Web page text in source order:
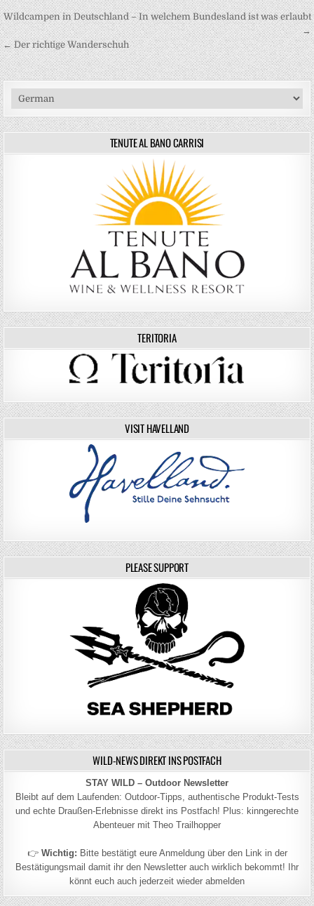
Beitragsnavigation
Wildcampen in Deutschland – In welchem Bundesland ist was erlaubt
→
← Der richtige Wanderschuh
TENUTE AL BANO CARRISI
TERITORIA
VISIT HAVELLAND
PLEASE SUPPORT
WILD-NEWS DIREKT INS POSTFACH
STAY WILD – Outdoor Newsletter
Bleibt auf dem Laufenden: Outdoor-Tipps, authentische Produkt-Tests
und echte Draußen-Erlebnisse direkt ins Postfach! Plus: kinngerechte
Abenteuer mit Theo Trailhopper
👉 Wichtig: Bitte bestätigt eure Anmeldung über den Link in der
Bestätigungsmail damit ihr den Newsletter auch wirklich bekommt! Ihr
könnt euch auch jederzeit wieder abmelden